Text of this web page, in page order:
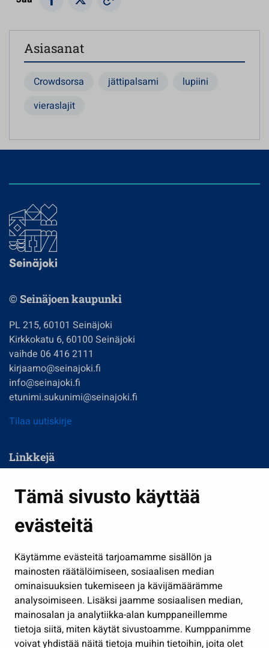
Tämä sivusto käyttää
evästeitä
Käytämme evästeitä tarjoamamme sisällön ja
mainosten räätälöimiseen, sosiaalisen median
ominaisuuksien tukemiseen ja kävijämäärämme
analysoimiseen. Lisäksi jaamme sosiaalisen median,
mainosalan ja analytiikka-alan kumppaneillemme
tietoja siitä, miten käytät sivustoamme. Kumppanimme
voivat yhdistää näitä tietoja muihin tietoihin, joita olet
Asiasanat
Crowdsorsa jättipalsami
lupiini
vieraslajit
© Seinäjoen kaupunki
PL 215, 60101 Seinäjoki
Kirkkokatu 6, 60100 Seinäjoki
vaihde 06 416 2111
kirjaamo@seinajoki.fi
info@seinajoki.fi
etunimi.sukunimi@seinajoki.fi
Tilaa uutiskirje
Linkkejä
Kasvatus ja opetus
Kulttuuri ja liikunta
Työ ja yrittäminen
Osallistu ja asioi
Näytä omat evästeasetukseni
Seuraa meitä